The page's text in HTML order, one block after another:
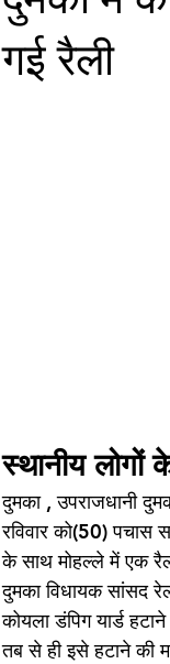
गई रैली
स्थानीय लोगों
दुमका , उपराजधानी
रविवार को(50) पचास
के साथ मोहल्ले में एक
दुमका विधायक सांसद
कोयला डंपिग यार्ड
तब से ही इसे हटाने की